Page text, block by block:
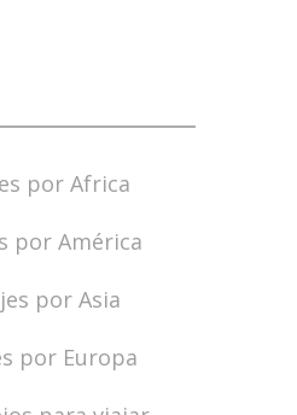
por Africa
por América
por Asia
por Europa